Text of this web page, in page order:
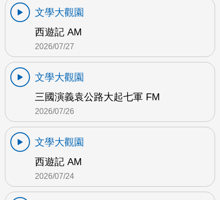
文學大觀園
西遊記 AM
2026/07/27
文學大觀園
三國演義袁公路大起七軍 FM
2026/07/26
文學大觀園
西遊記 AM
2026/07/24